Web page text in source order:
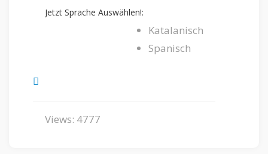
Jetzt Sprache Auswählen!:
Katalanisch
Spanisch
Views: 4777